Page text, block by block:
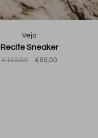
Veja
Recife Sneaker
€150,00 €60,00